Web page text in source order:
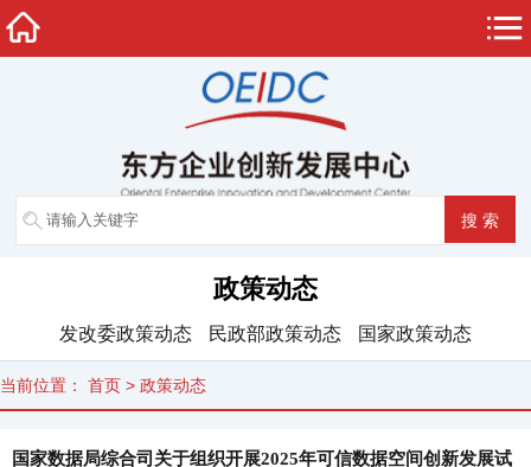
政策动态
发改委政策动态 民政部政策动态 国家政策动态
当前位置： 首页 > 政策动态
国家数据局综合司关于组织开展2025年可信数据空间创新发展试